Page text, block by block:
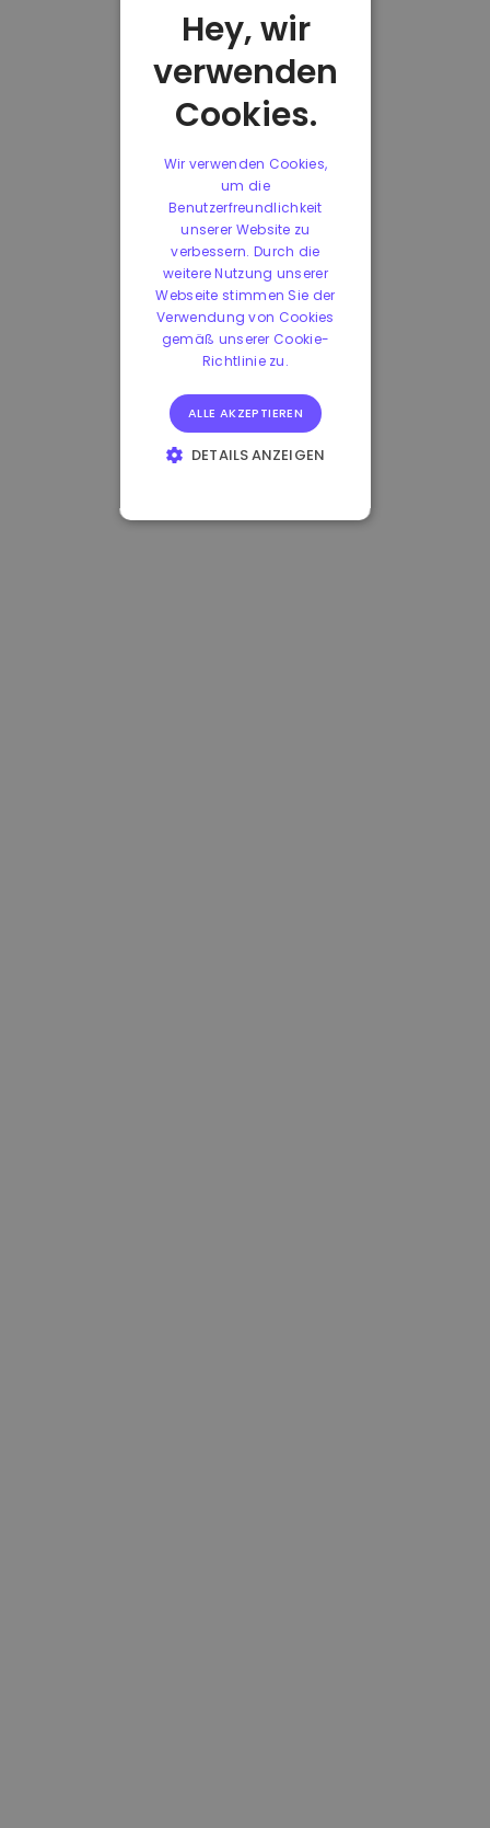
Hey, wir
verwenden
Cookies.
Wir verwenden Cookies,
um die
Benutzerfreundlichkeit
unserer Website zu
verbessern. Durch die
weitere Nutzung unserer
Webseite stimmen Sie der
Verwendung von Cookies
gemäß unserer Cookie-
Richtlinie zu.
ALLE AKZEPTIEREN
DETAILS ANZEIGEN